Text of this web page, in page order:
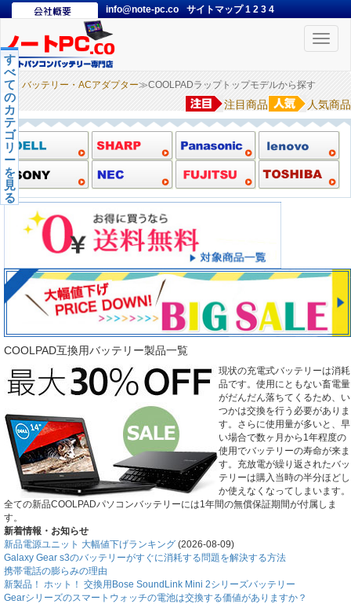
info@note-pc.co サイトマップ1 2 3 4
Toggle
バッテリー・ACアダプター≫COOLPADラップトップモデルから探す
人気商品
注目商品
す
べ
て
の
カ
テ
ゴ
リ
ー
を
見
る
COOLPAD互換用バッテリー製品一覧
現状の充電式バッテリーは消耗
品です。使用にともない畜電量
がだんだん落ちてくるため、い
つかは交換を行う必要がありま
す。さらに使用量が多いと、早
い場合で数ヶ月から1年程度の
使用でバッテリーの寿命が来ま
す。充放電が繰り返されたバッ
テリーは購入当時の半分ほどし
か使えなくなってしまいます。
全ての新品COOLPADパソコンバッテリーには1年間の無償保証期間が付属しま
す。
新着情報・お知らせ
新品電源ユニット 大幅値下げランキング (2026-08-09)
Galaxy Gear s3のバッテリーがすぐに消耗する問題を解決する方法
携帯電話の膨らみの理由
新製品！ ホット！ 交換用Bose SoundLink Mini 2シリーズバッテリー
Gearシリーズのスマートウォッチの電池は交換する価値がありますか？